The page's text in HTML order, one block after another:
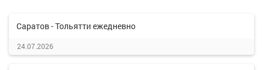
Саратов - Тольятти ежедневно
24.07.2026